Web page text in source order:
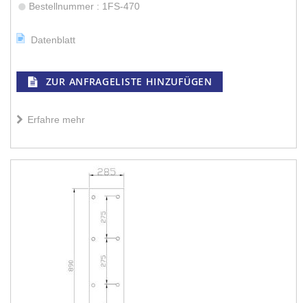
Bestellnummer : 1FS-470
Datenblatt
ZUR ANFRAGELISTE HINZUFÜGEN
Erfahre mehr